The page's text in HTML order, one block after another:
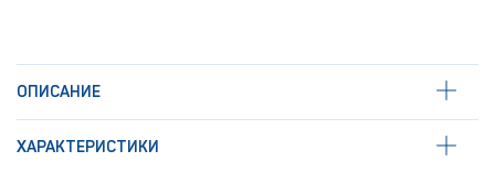
ОПИСАНИЕ
ХАРАКТЕРИСТИКИ